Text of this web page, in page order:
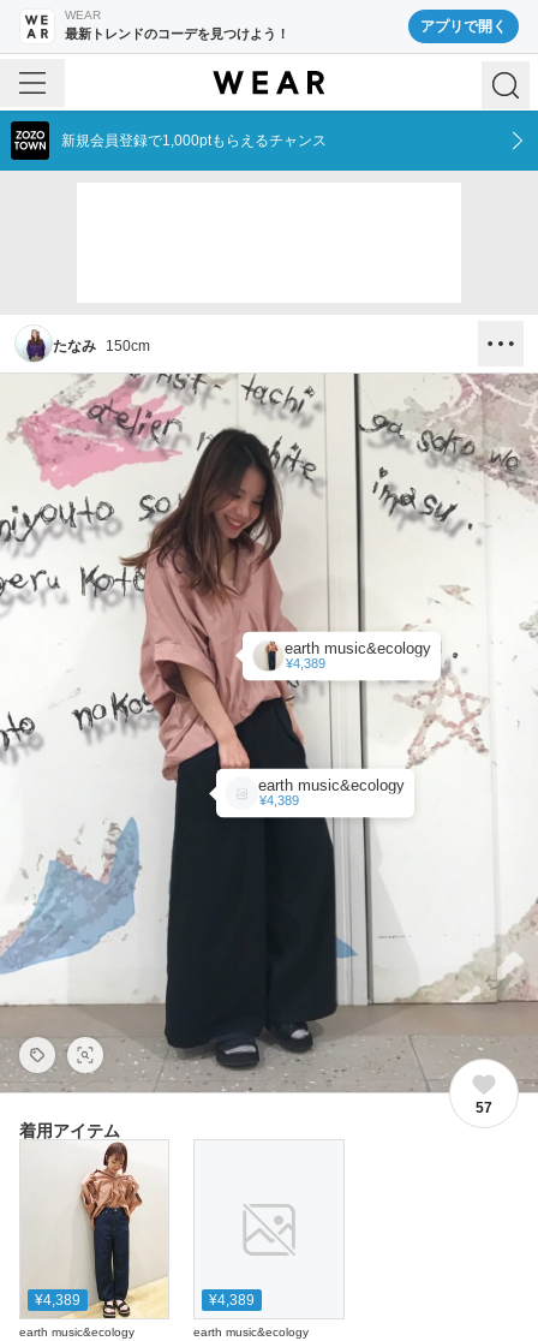
WEAR
最新トレンドのコーデを見つけよう！ アプリで開く
新規会員登録で1,000ptもらえるチャンス
たなみ 150cm
earth music&ecology
¥4,389
earth music&ecology
¥4,389
57
着用アイテム
¥4,389
earth music&ecology
¥4,389
earth music&ecology